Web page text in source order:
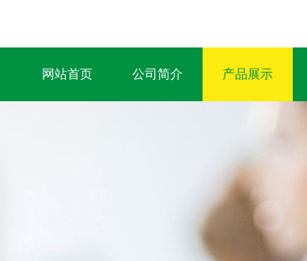
网站首页 公司简介 产品展示